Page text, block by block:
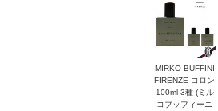
MIRKO BUFFINI
FIRENZE コロン
100ml 3種 (ミル
コブッフィーニ